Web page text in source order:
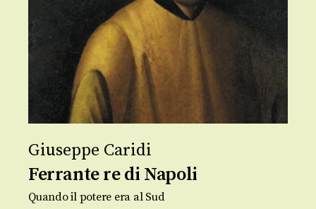
Giuseppe Caridi
Ferrante re di Napoli
Quando il potere era al Sud